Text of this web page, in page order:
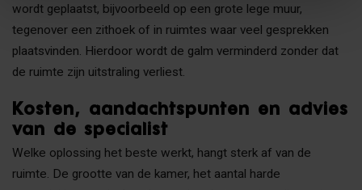
wordt geplaatst, bijvoorbeeld op een grote lege muur,
tegenover een zithoek of in ruimtes waar veel gesprekken
plaatsvinden. Hierdoor wordt de galm verminderd zonder dat
de ruimte zijn uitstraling verliest.
Kosten, aandachtspunten en advies
van de specialist
Welke oplossing het beste werkt, hangt sterk af van de
ruimte. De grootte van de kamer, het aantal harde